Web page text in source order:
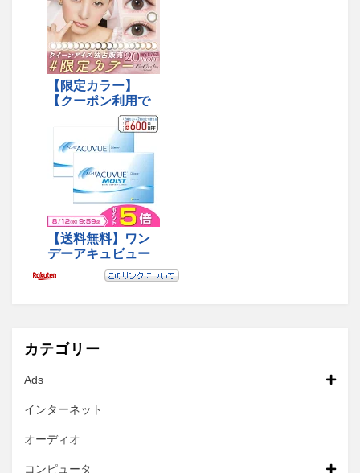
カテゴリー
Ads
インターネット
オーディオ
コンピュータ